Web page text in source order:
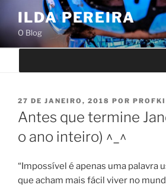
o
conteúdo
ILDA PEREIRA
O Blog
PUBLICADO
EM
27 DE JANEIRO, 2018 POR
Antes que termine
o ano inteiro) ^_^
“Impossível é apenas uma palavra
que acham mais fácil viver no